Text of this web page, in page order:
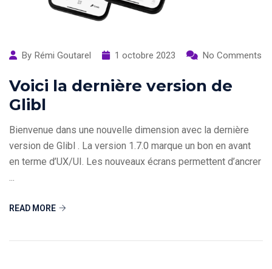
By Rémi Goutarel 1 octobre 2023 No Comments
Voici la dernière version de
Glibl
Bienvenue dans une nouvelle dimension avec la dernière
version de Glibl . La version 1.7.0 marque un bon en avant
en terme d’UX/UI. Les nouveaux écrans permettent d’ancrer
...
READ MORE